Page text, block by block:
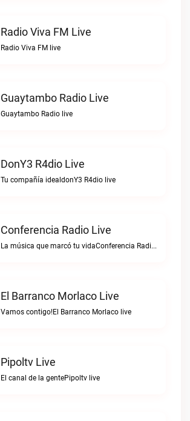
Radio Viva FM Live
Radio Viva FM live
Guaytambo Radio Live
Guaytambo Radio live
DonY3 R4dio Live
Tu compañía idealdonY3 R4dio live
Conferencia Radio Live
La música que marcó tu vidaConferencia Radio live
El Barranco Morlaco Live
Vamos contigo!El Barranco Morlaco live
Pipoltv Live
El canal de la gentePipoltv live